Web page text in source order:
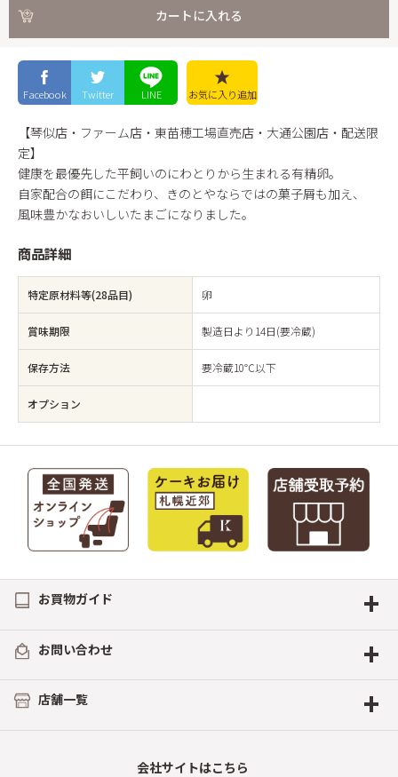
カートに入れる
Facebook Twitter LINE お気に入り追加
【琴似店・ファーム店・東苗穂工場直売店・大通公園店・配送限
定】
健康を最優先した平飼いのにわとりから生まれる有精卵。
自家配合の餌にこだわり、きのとやならではの菓子屑も加え、
風味豊かなおいしいたまごになりました。
商品詳細
特定原材料等(28品目) 卵
賞味期限 製造日より14日(要冷蔵)
保存方法 要冷蔵10℃以下
オプション
お買物ガイド +
お問い合わせ +
店舗一覧 +
会社サイトはこちら